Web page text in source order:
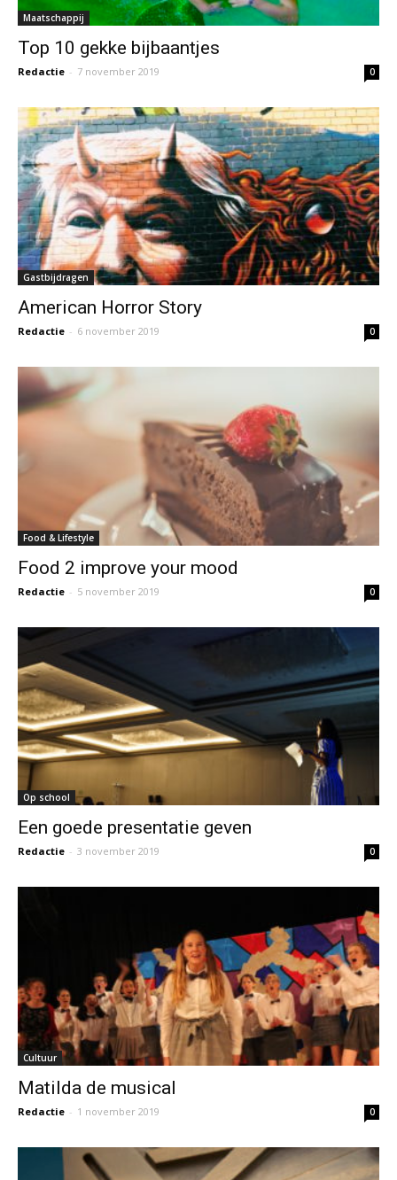
Maatschappij
Top 10 gekke bijbaantjes
Redactie - 7 november 2019 0
Gastbijdragen
American Horror Story
Redactie - 6 november 2019 0
Food & Lifestyle
Food 2 improve your mood
Redactie - 5 november 2019 0
Op school
Een goede presentatie geven
Redactie - 3 november 2019 0
Cultuur
Matilda de musical
Redactie - 1 november 2019 0